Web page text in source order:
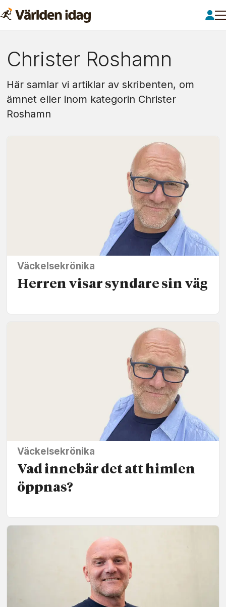
Om:
christer
roshamn
Christer Roshamn
Här samlar vi artiklar av skribenten, om
ämnet eller inom kategorin Christer
Roshamn
Väckelsekrönika
Herren visar syndare sin väg
Väckelsekrönika
Vad innebär det att himlen
öppnas?